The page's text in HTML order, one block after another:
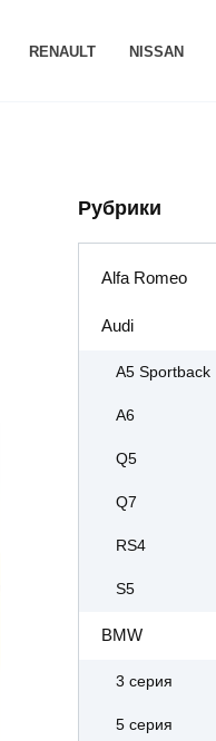
RENAULT NISSAN
Рубрики
Alfa Romeo
Audi
A5 Sportback
A6
Q5
Q7
RS4
S5
BMW
3 серия
5 серия